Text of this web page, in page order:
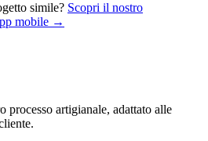
simile? Scopri il nostro
mobile →
processo artigianale, adattato alle